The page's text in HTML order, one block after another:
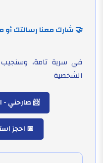
🤝 شارك معنا رسالتك
في سرية تامة، وسنجيب
الشخصية
📨 صارحني -
📅 احجز